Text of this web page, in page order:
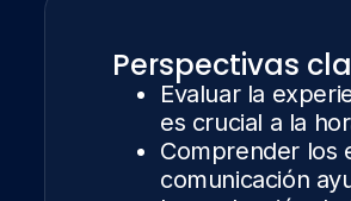
Perspectivas
Evaluar la
es crucial a la
Comprender los
comunicación